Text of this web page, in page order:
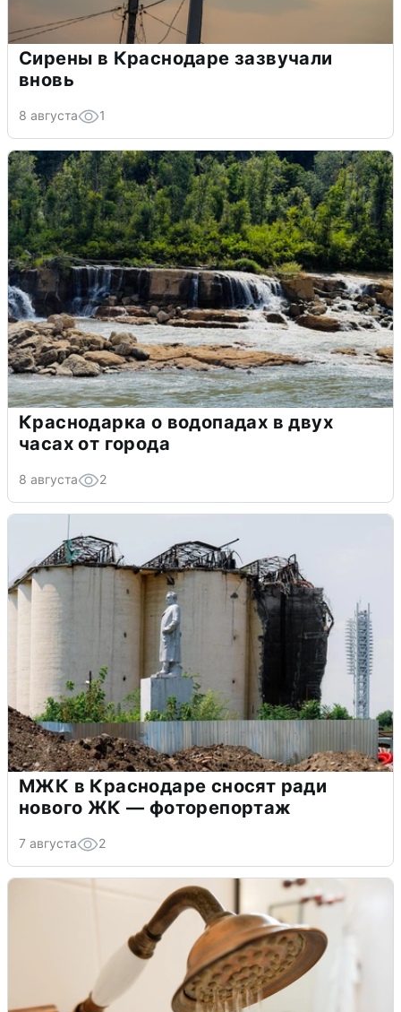
Сирены в Краснодаре зазвучали
вновь
8 августа 1
Краснодарка о водопадах в двух
часах от города
8 августа 2
МЖК в Краснодаре сносят ради
нового ЖК — фоторепортаж
7 августа 2